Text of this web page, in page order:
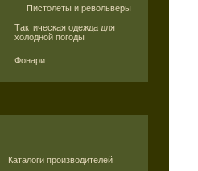
Пистолеты и револьверы
Тактическая одежда для
холодной погоды
Фонари
Каталоги производителей